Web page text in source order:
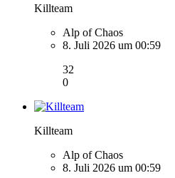
Killteam
Alp of Chaos
8. Juli 2026 um 00:59
32
0
Killteam
Alp of Chaos
8. Juli 2026 um 00:59